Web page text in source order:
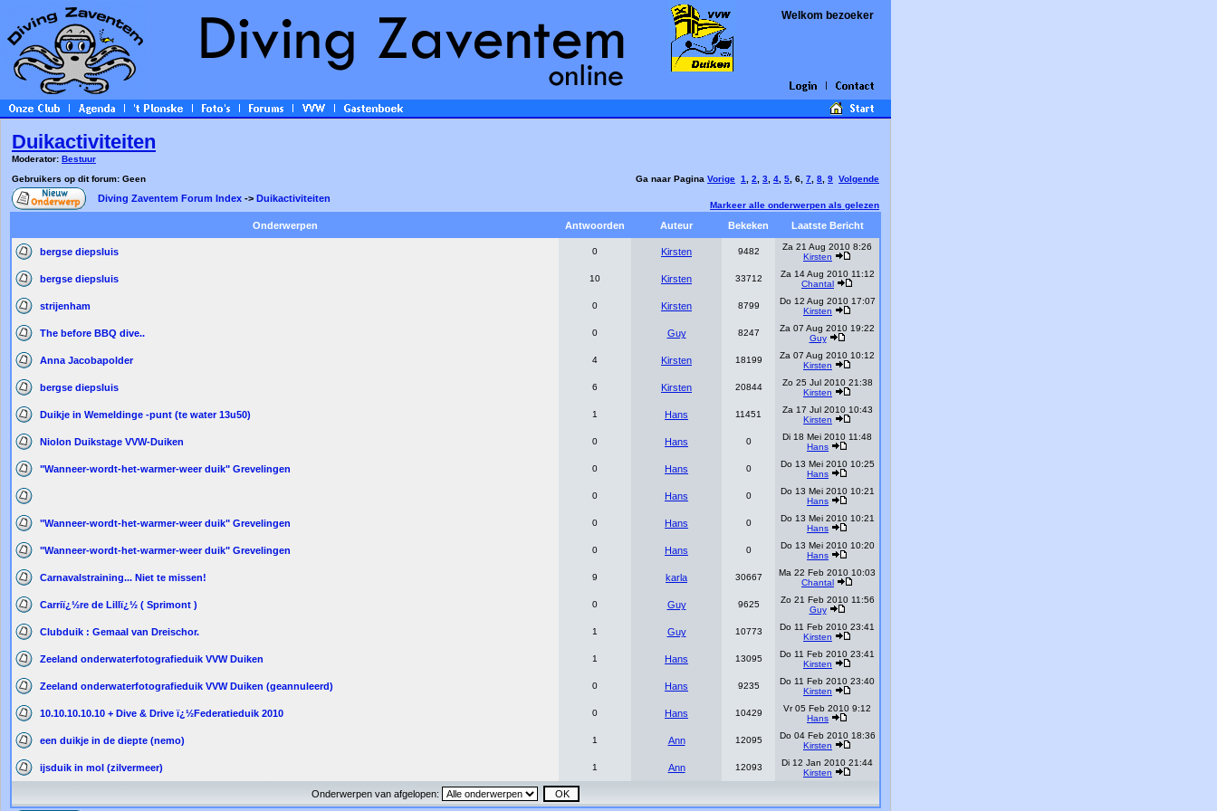
Welkom bezoeker
Duikactiviteiten
Moderator: Bestuur
Gebruikers op dit forum: Geen
Ga naar Pagina Vorige 1 2 3 4 5 6 7 8 9 Volgende
Diving Zaventem Forum Index -> Duikactiviteiten
Markeer alle onderwerpen als gelezen
Onderwerpen Antwoorden Auteur Bekeken Laatste Bericht
bergse diepsluis 0 Kirsten 9482
Za 21 Aug 2010 8:26
Kirsten
bergse diepsluis 10 Kirsten 33712
Za 14 Aug 2010 11:12
Chantal
strijenham 0 Kirsten 8799
Do 12 Aug 2010 17:07
Kirsten
The before BBQ dive.. 0 Guy 8247
Za 07 Aug 2010 19:22
Guy
Anna Jacobapolder 4 Kirsten 18199
Za 07 Aug 2010 10:12
Kirsten
bergse diepsluis 6 Kirsten 20844
Zo 25 Jul 2010 21:38
Kirsten
Duikje in Wemeldinge -punt (te water 13u50) 1 Hans 11451
Za 17 Jul 2010 10:43
Kirsten
Niolon Duikstage VVW-Duiken 0 Hans 0
Di 18 Mei 2010 11:48
Hans
"Wanneer-wordt-het-warmer-weer duik" Grevelingen 0 Hans 0
Do 13 Mei 2010 10:25
Hans
0 Hans 0
Do 13 Mei 2010 10:21
Hans
"Wanneer-wordt-het-warmer-weer duik" Grevelingen 0 Hans 0
Do 13 Mei 2010 10:21
Hans
"Wanneer-wordt-het-warmer-weer duik" Grevelingen 0 Hans 0
Do 13 Mei 2010 10:20
Hans
Carnavalstraining... Niet te missen! 9 karla 30667
Ma 22 Feb 2010 10:03
Chantal
Carriï¿½re de Lillï¿½ ( Sprimont ) 0 Guy 9625
Zo 21 Feb 2010 11:56
Guy
Clubduik : Gemaal van Dreischor. 1 Guy 10773
Do 11 Feb 2010 23:41
Kirsten
Zeeland onderwaterfotografieduik VVW Duiken 1 Hans 13095
Do 11 Feb 2010 23:41
Kirsten
Zeeland onderwaterfotografieduik VVW Duiken (geannuleerd) 0 Hans 9235
Do 11 Feb 2010 23:40
Kirsten
10.10.10.10.10 + Dive & Drive ï¿½Federatieduik 2010 0 Hans 10429
Vr 05 Feb 2010 9:12
Hans
een duikje in de diepte (nemo) 1 Ann 12095
Do 04 Feb 2010 18:36
Kirsten
ijsduik in mol (zilvermeer) 1 Ann 12093
Di 12 Jan 2010 21:44
Kirsten
Onderwerpen van afgelopen: